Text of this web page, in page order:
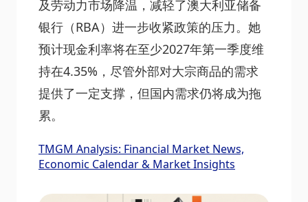
及劳动力市场降温，减轻了澳大利亚储备
银行（RBA）进一步收紧政策的压力。她
预计现金利率将在至少2027年第一季度维
持在4.35%，尽管外部对大宗商品的需求
提供了一定支撑，但国内需求仍将成为拖
累。
TMGM Analysis: Financial Market News,
Economic Calendar & Market Insights